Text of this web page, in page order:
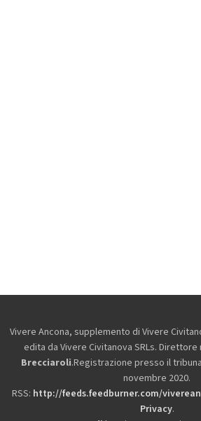
Vivere Ancona, supplemento di Vivere
edita da Vivere Civitanova SRLs.
Brecciaroli.Registrazione presso il
novembre 2020.
RSS: http://feeds.feedburner.com/
Privacy.